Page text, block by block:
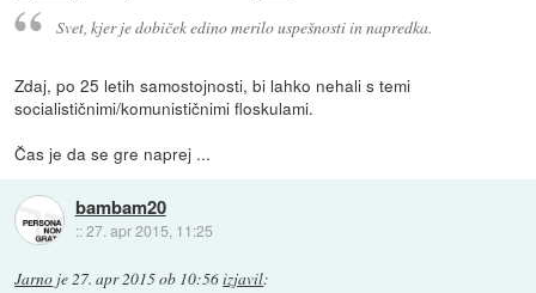
Svet, kjer je dobiček edino merilo uspešnosti in napredka.
Zdaj, po 25 letih samostojnosti, bi lahko nehali s temi
socialističnimi/komunističnimi floskulami.
Čas je da se gre naprej ...
bambam20
::27. apr 2015, 11:25
Jarno je27. apr 2015 ob 10:56izjavil: